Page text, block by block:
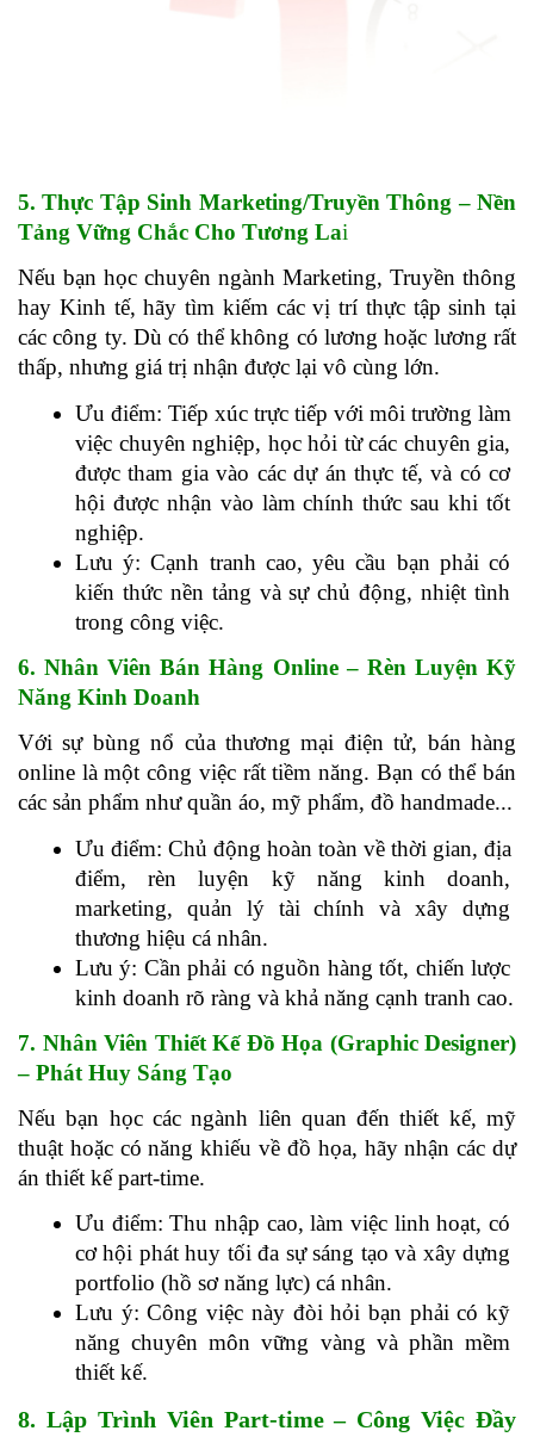
5. Thực Tập Sinh Marketing/Truyền Thông – Nền
Tảng Vững Chắc Cho Tương Lai
Nếu bạn học chuyên ngành Marketing, Truyền thông
hay Kinh tế, hãy tìm kiếm các vị trí thực tập sinh tại
các công ty. Dù có thể không có lương hoặc lương rất
thấp, nhưng giá trị nhận được lại vô cùng lớn.
Ưu điểm: Tiếp xúc trực tiếp với môi trường làm
việc chuyên nghiệp, học hỏi từ các chuyên gia,
được tham gia vào các dự án thực tế, và có cơ
hội được nhận vào làm chính thức sau khi tốt
nghiệp.
Lưu ý: Cạnh tranh cao, yêu cầu bạn phải có
kiến thức nền tảng và sự chủ động, nhiệt tình
trong công việc.
6. Nhân Viên Bán Hàng Online – Rèn Luyện Kỹ
Năng Kinh Doanh
Với sự bùng nổ của thương mại điện tử, bán hàng
online là một công việc rất tiềm năng. Bạn có thể bán
các sản phẩm như quần áo, mỹ phẩm, đồ handmade...
Ưu điểm: Chủ động hoàn toàn về thời gian, địa
điểm, rèn luyện kỹ năng kinh doanh,
marketing, quản lý tài chính và xây dựng
thương hiệu cá nhân.
Lưu ý: Cần phải có nguồn hàng tốt, chiến lược
kinh doanh rõ ràng và khả năng cạnh tranh cao.
7. Nhân Viên Thiết Kế Đồ Họa (Graphic Designer)
– Phát Huy Sáng Tạo
Nếu bạn học các ngành liên quan đến thiết kế, mỹ
thuật hoặc có năng khiếu về đồ họa, hãy nhận các dự
án thiết kế part-time.
Ưu điểm: Thu nhập cao, làm việc linh hoạt, có
cơ hội phát huy tối đa sự sáng tạo và xây dựng
portfolio (hồ sơ năng lực) cá nhân.
Lưu ý: Công việc này đòi hỏi bạn phải có kỹ
năng chuyên môn vững vàng và phần mềm
thiết kế.
8. Lập Trình Viên Part-time – Công Việc Đầy